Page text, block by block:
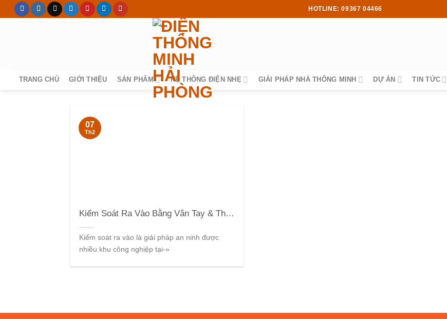
Skip
to
HOTLINE: 09367 04466
TRANG CHỦ GIỚI THIỆU SẢN PHẨM HỆ THỐNG ĐIỆN NHẸ GIẢI PHÁP NHÀ THÔNG MINH DỰ ÁN TIN TỨC
Kiểm Soát Ra Vào Bằng Vân Tay & Thẻ Từ Cho KCN Hải Phòng
Kiểm soát ra vào là giải pháp an ninh được
nhiều khu công nghiệp tại-»
07
Th2